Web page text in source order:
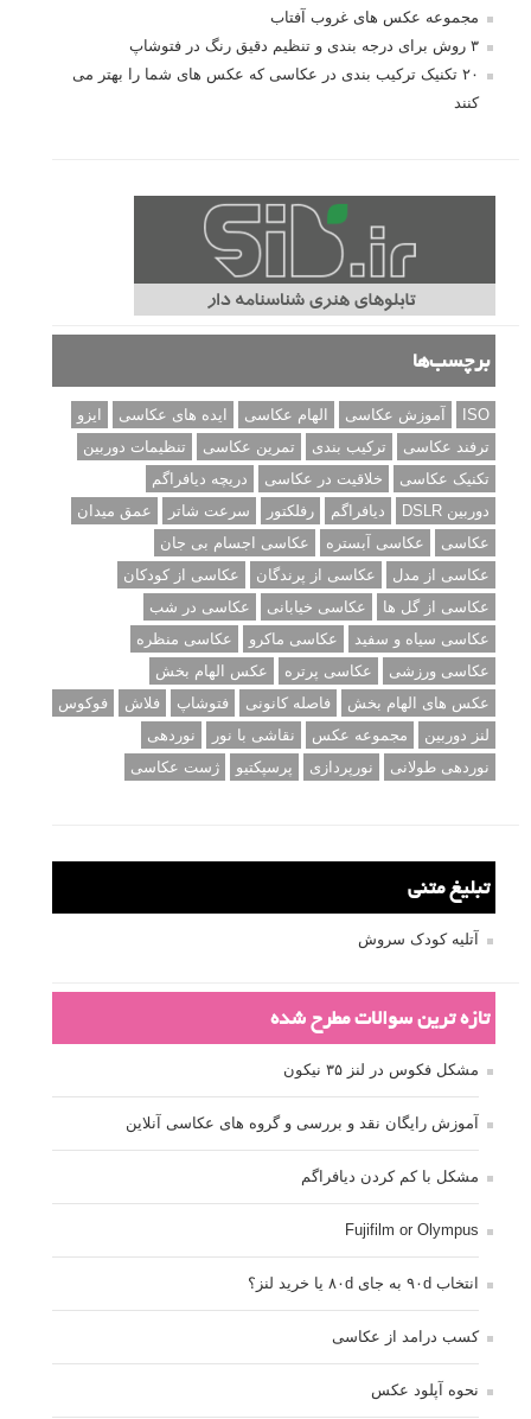
مجموعه عکس های غروب آفتاب
۳ روش برای درجه بندی و تنظیم دقیق رنگ در فتوشاپ
۲۰ تکنیک ترکیب بندی در عکاسی که عکس های شما را بهتر می
کنند
برچسب‌ها
ISO آموزش عکاسی الهام عکاسی ایده های عکاسی
ایزو
ترفند عکاسی
ترکیب بندی تمرین عکاسی
تنظیمات دوربین
تکنیک عکاسی
خلاقیت در عکاسی
دریچه دیافراگم
دوربین DSLR
دیافراگم رفلکتور سرعت شاتر
عمق میدان
عکاسی
عکاسی آبستره
عکاسی اجسام بی جان
عکاسی از مدل
عکاسی از پرندگان
عکاسی از کودکان
عکاسی از گل ها
عکاسی خیابانی
عکاسی در شب
عکاسی سیاه و سفید
عکاسی ماکرو
عکاسی منظره
عکاسی ورزشی
عکاسی پرتره
عکس الهام بخش
عکس های الهام بخش
فاصله کانونی فتوشاپ فلاش
فوکوس
لنز دوربین
مجموعه عکس نقاشی با نور
نوردهی
نوردهی طولانی
نورپردازی پرسپکتیو ژست عکاسی
تبلیغ متنی
آتلیه کودک سروش
تازه ترین سوالات مطرح شده
مشکل فکوس در لنز ۳۵ نیکون
آموزش رایگان نقد و بررسی و گروه های عکاسی آنلاین
مشکل با کم کردن دیافراگم
Fujifilm or Olympus
انتخاب ۹۰d به جای ۸۰d یا خرید لنز؟
کسب درامد از عکاسی
نحوه آپلود عکس